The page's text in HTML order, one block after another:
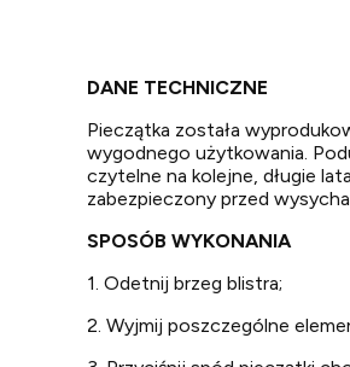
DANE TECHNICZNE
Pieczątka została
wygodnego użytkowania.
czytelne na kolejne, długie
zabezpieczony przed
SPOSÓB WYKONANIA
1. Odetnij brzeg blistra;
2. Wyjmij poszczególne